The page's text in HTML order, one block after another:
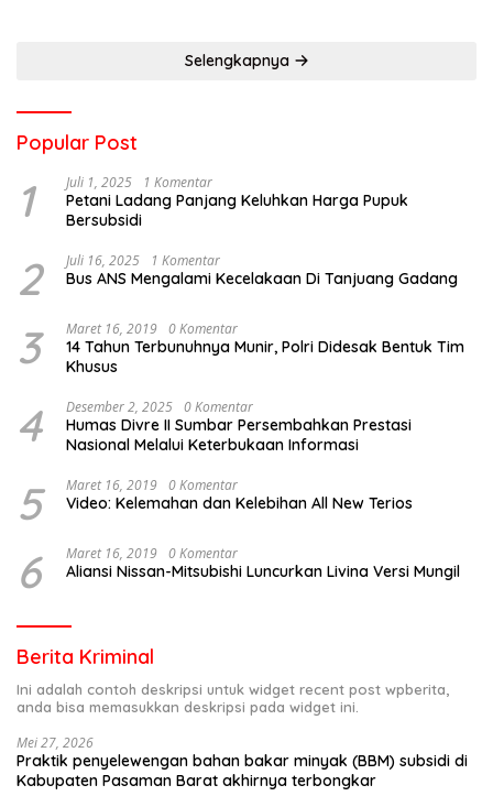
Selengkapnya
Popular Post
1 Juli 1, 2025 1 Komentar
Petani Ladang Panjang Keluhkan Harga Pupuk
Bersubsidi
2 Juli 16, 2025 1 Komentar
Bus ANS Mengalami Kecelakaan Di Tanjuang Gadang
3 Maret 16, 2019 0 Komentar
14 Tahun Terbunuhnya Munir, Polri Didesak Bentuk Tim
Khusus
4 Desember 2, 2025 0 Komentar
Humas Divre II Sumbar Persembahkan Prestasi
Nasional Melalui Keterbukaan Informasi
5 Maret 16, 2019 0 Komentar
Video: Kelemahan dan Kelebihan All New Terios
6 Maret 16, 2019 0 Komentar
Aliansi Nissan-Mitsubishi Luncurkan Livina Versi Mungil
Berita Kriminal
Ini adalah contoh deskripsi untuk widget recent post wpberita,
anda bisa memasukkan deskripsi pada widget ini.
Mei 27, 2026
Praktik penyelewengan bahan bakar minyak (BBM) subsidi di
Kabupaten Pasaman Barat akhirnya terbongkar